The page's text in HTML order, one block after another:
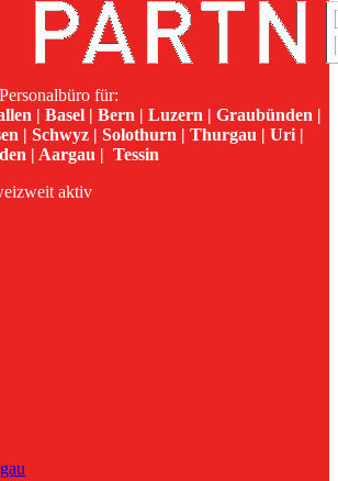
für:
| Basel | Bern | Luzern | Graubünden |
| Schwyz | Solothurn | Thurgau | Uri |
| Aargau | Tessin
aktiv